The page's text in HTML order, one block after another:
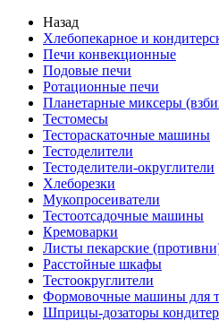
Назад
Хлебопекарное и
Печи конвекционные
Подовые печи
Ротационные печи
Планетарные миксеры
Тестомесы
Тестораскаточные машины
Тестоделители
Тестоделители-округлители
Хлеборезки
Мукопросеиватели
Тестоотсадочные машины
Кремоварки
Листы пекарские
Расстойные шкафы
Тестоокруглители
Формовочные машины для
Шприцы-дозаторы